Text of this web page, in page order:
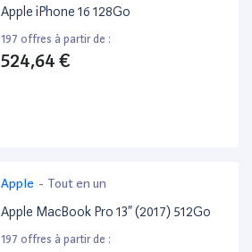
Apple iPhone 16 128Go
197 offres à partir de :
524,64 €
Apple - Tout en un
Apple MacBook Pro 13” (2017) 512Go
197 offres à partir de :